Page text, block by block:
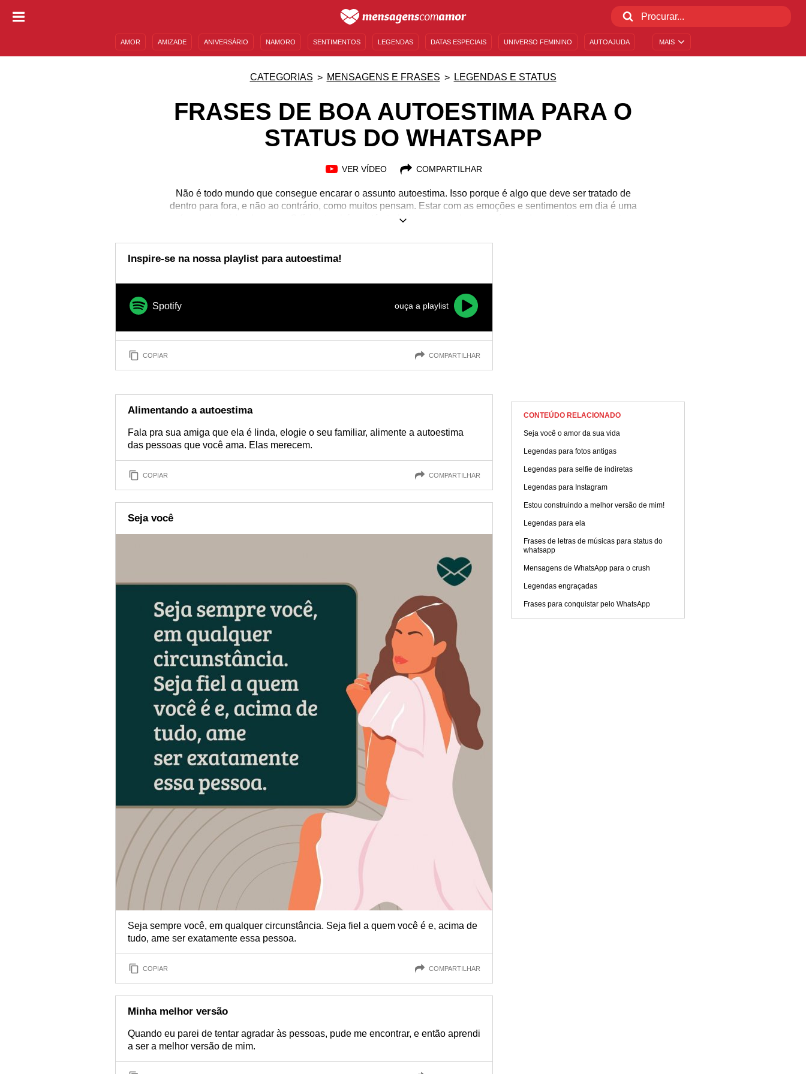
MAIS
AMOR AMIZADE ANIVERSÁRIO NAMORO SENTIMENTOS LEGENDAS DATAS ESPECIAIS UNIVERSO FEMININO AUTOAJUDA
CATEGORIAS MENSAGENS E FRASES LEGENDAS E STATUS
FRASES DE BOA AUTOESTIMA PARA O
STATUS DO WHATSAPP
VER VÍDEO COMPARTILHAR
Não é todo mundo que consegue encarar o assunto autoestima. Isso porque é algo que deve ser tratado de
dentro para fora, e não ao contrário, como muitos pensam. Estar com as emoções e sentimentos em dia é uma
forma de cuidar do corpo. O físico também está atrelado a esse zelo, mas só quando encontra uma mente
essenciais. Porém mensagens que refletem sobre o tema também podem ajudar. Preparamos inspiradoras
frases de boa autoestima para o status do WhatsApp, a fim de que você possa expandir aquilo que pensa e
Inspire-se na nossa playlist para autoestima!
Spotify ouça a playlist
COPIAR COMPARTILHAR
Alimentando a autoestima
Fala pra sua amiga que ela é linda, elogie o seu familiar, alimente a autoestima
das pessoas que você ama. Elas merecem.
COPIAR COMPARTILHAR
Seja você
Seja sempre você, em qualquer circunstância. Seja fiel a quem você é e, acima de
tudo, ame ser exatamente essa pessoa.
COPIAR COMPARTILHAR
Minha melhor versão
Quando eu parei de tentar agradar às pessoas, pude me encontrar, e então aprendi
a ser a melhor versão de mim.
CONTEÚDO RELACIONADO
Seja você o amor da sua vida
Legendas para fotos antigas
Legendas para selfie de indiretas
Legendas para Instagram
Estou construindo a melhor versão de mim!
Legendas para ela
Frases de letras de músicas para status do
whatsapp
Mensagens de WhatsApp para o crush
Legendas engraçadas
Frases para conquistar pelo WhatsApp